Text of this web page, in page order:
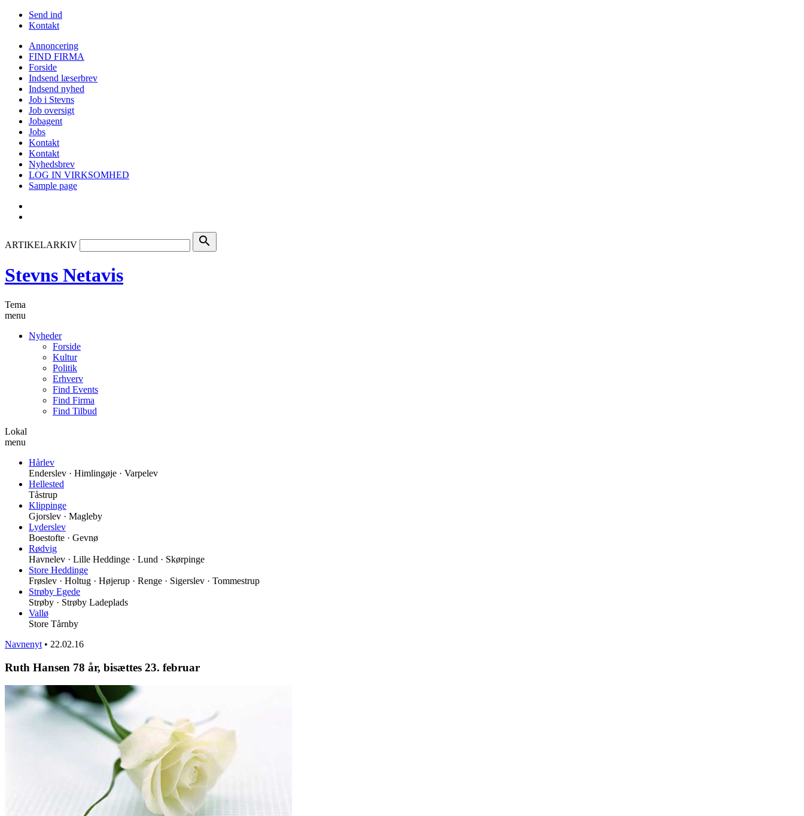
Send ind
Kontakt
Annoncering
FIND FIRMA
Forside
Indsend læserbrev
Indsend nyhed
Job i Stevns
Job oversigt
Jobagent
Jobs
Kontakt
Kontakt
Nyhedsbrev
LOG IN VIRKSOMHED
Sample page
ARTIKELARKIV search
Stevns Netavis
Tema
menu
Nyheder
Forside
Kultur
Politik
Erhverv
Find Events
Find Firma
Find Tilbud
Lokal
menu
Hårlev
Enderslev · Himlingøje · Varpelev
Hellested
Tåstrup
Klippinge
Gjorslev · Magleby
Lyderslev
Boestofte · Gevnø
Rødvig
Havnelev · Lille Heddinge · Lund · Skørpinge
Store Heddinge
Frøslev · Holtug · Højerup · Renge · Sigerslev · Tommestrup
Strøby Egede
Strøby · Strøby Ladeplads
Vallø
Store Tårnby
Navnenyt • 22.02.16
Ruth Hansen 78 år, bisættes 23. februar